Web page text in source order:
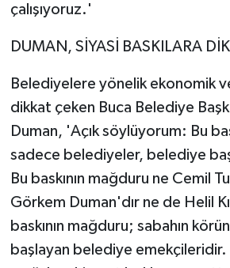
çalışıyoruz.'
DUMAN, SİYASİ BASKILARA
Belediyelere yönelik ekonomik
dikkat çeken Buca Belediye
Duman, 'Açık söylüyorum: Bu
sadece belediyeler, belediye
Bu baskının mağduru ne Cemil
Görkem Duman'dır ne de Helil
baskının mağduru; sabahın
başlayan belediye emekçileridir.